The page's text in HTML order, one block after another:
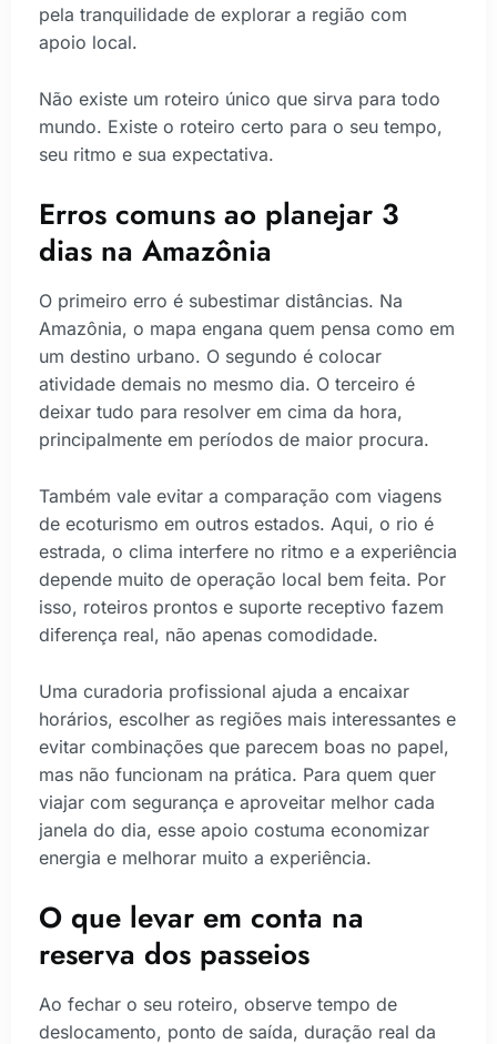
pela tranquilidade de explorar a região com
apoio local.
Não existe um roteiro único que sirva para todo
mundo. Existe o roteiro certo para o seu tempo,
seu ritmo e sua expectativa.
Erros comuns ao planejar 3
dias na Amazônia
O primeiro erro é subestimar distâncias. Na
Amazônia, o mapa engana quem pensa como em
um destino urbano. O segundo é colocar
atividade demais no mesmo dia. O terceiro é
deixar tudo para resolver em cima da hora,
principalmente em períodos de maior procura.
Também vale evitar a comparação com viagens
de ecoturismo em outros estados. Aqui, o rio é
estrada, o clima interfere no ritmo e a experiência
depende muito de operação local bem feita. Por
isso, roteiros prontos e suporte receptivo fazem
diferença real, não apenas comodidade.
Uma curadoria profissional ajuda a encaixar
horários, escolher as regiões mais interessantes e
evitar combinações que parecem boas no papel,
mas não funcionam na prática. Para quem quer
viajar com segurança e aproveitar melhor cada
janela do dia, esse apoio costuma economizar
energia e melhorar muito a experiência.
O que levar em conta na
reserva dos passeios
Ao fechar o seu roteiro, observe tempo de
deslocamento, ponto de saída, duração real da